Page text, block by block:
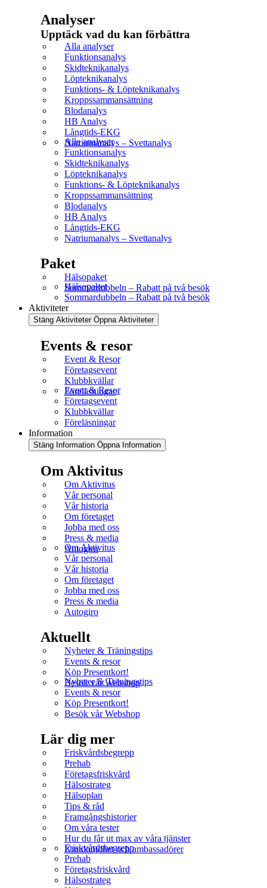
Analyser
Upptäck vad du kan förbättra​
Alla analyser
Funktionsanalys
Skidteknikanalys
Löpteknikanalys
Funktions- & Löpteknikanalys
Kroppssammansättning
Blodanalys
HB Analys
Långtids-EKG
Natriumanalys – Svettanalys
Alla analyser
Funktionsanalys
Skidteknikanalys
Löpteknikanalys
Funktions- & Löpteknikanalys
Kroppssammansättning
Blodanalys
HB Analys
Långtids-EKG
Natriumanalys – Svettanalys
Paket
Hälsopaket
Sommardubbeln – Rabatt på två besök
Hälsopaket
Sommardubbeln – Rabatt på två besök
Aktiviteter
Stäng Aktiviteter Öppna Aktiviteter
Events & resor
Event & Resor
Företagsevent
Klubbkvällar
Föreläsningar
Event & Resor
Företagsevent
Klubbkvällar
Föreläsningar
Information
Stäng Information Öppna Information
Om Aktivitus
Om Aktivitus
Vår personal
Vår historia
Om företaget
Jobba med oss
Press & media
Autogiro
Om Aktivitus
Vår personal
Vår historia
Om företaget
Jobba med oss
Press & media
Autogiro
Aktuellt
Nyheter & Träningstips
Events & resor
Köp Presentkort!
Besök vår Webshop
Nyheter & Träningstips
Events & resor
Köp Presentkort!
Besök vår Webshop
Lär dig mer
Friskvårdsbegrepp
Prehab
Företagsfriskvård
Hälsostrateg
Hälsoplan
Tips & råd
Framgångshistorier
Om våra tester
Hur du får ut max av våra tjänster
Kundnöjdhet och ambassadörer
Friskvårdsbegrepp
Prehab
Företagsfriskvård
Hälsostrateg